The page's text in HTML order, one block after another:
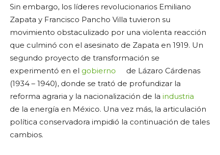
Sin embargo, los líderes revolucionarios Emiliano
Zapata y Francisco Pancho Villa tuvieron su
movimiento obstaculizado por una violenta reacción
que culminó con el asesinato de Zapata en 1919. Un
segundo proyecto de transformación se
experimentó en el gobierno
de Lázaro Cárdenas
(1934 – 1940), donde se trató de profundizar la
reforma agraria y la nacionalización de la industria
de la energía en México. Una vez más, la articulación
política conservadora impidió la continuación de tales
cambios.